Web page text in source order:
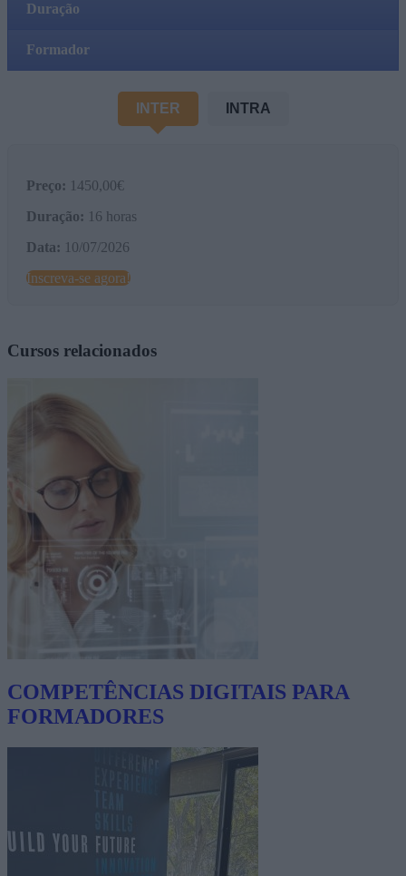
Duração
Formador
INTER INTRA
Preço: 1450,00€
Duração: 16 horas
Data: 10/07/2026
Inscreva-se agora!
Cursos relacionados
COMPETÊNCIAS DIGITAIS PARA
FORMADORES